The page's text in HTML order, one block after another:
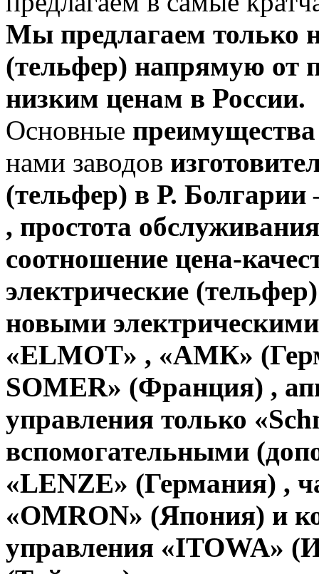
Мы предлагаем только
(тельфер) напрямую от
низким ценам в России.
Основные
нами заводов
(тельфер) в Р. Болгарии
, простота
соотношение цена-
электрические
новыми
«ELMOT» , «АМК»
SOMER» (Франция) ,
управления только
вспомогательными
«LENZE» (Германия) ,
«ОMRON» (Япония) и
управления «ITOWA»